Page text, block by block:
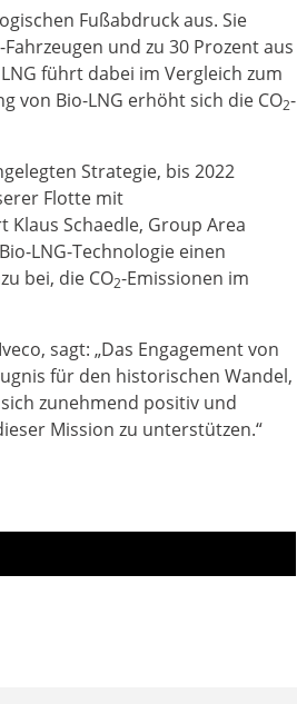
Fußabdruck aus. Sie
und zu 30 Prozent aus
führt dabei im Vergleich zum
von Bio-LNG erhöht sich die CO2-
Strategie, bis 2022
Flotte mit
Schaedle, Group Area
LNG-Technologie einen
bei, die CO2-Emissionen im
sagt: „Das Engagement von
für den historischen Wandel,
zunehmend positiv und
Mission zu unterstützen.“